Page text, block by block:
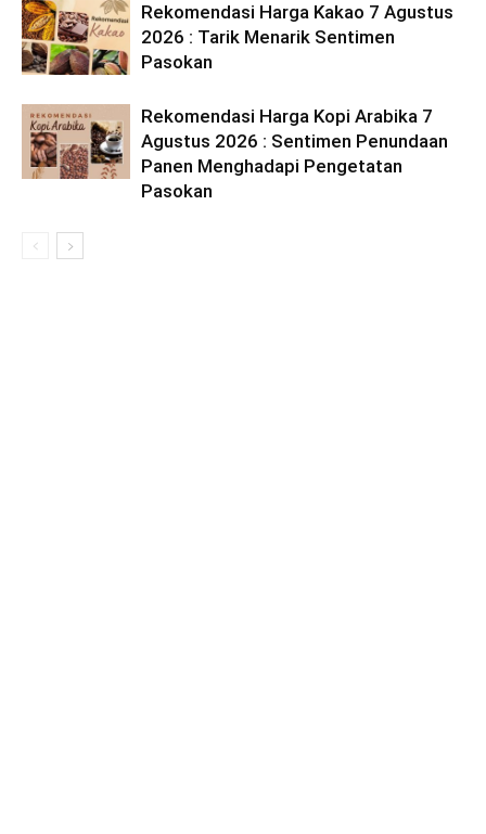
Rekomendasi Harga Kakao 7 Agustus
2026 : Tarik Menarik Sentimen
Pasokan
Rekomendasi Harga Kopi Arabika 7
Agustus 2026 : Sentimen Penundaan
Panen Menghadapi Pengetatan
Pasokan